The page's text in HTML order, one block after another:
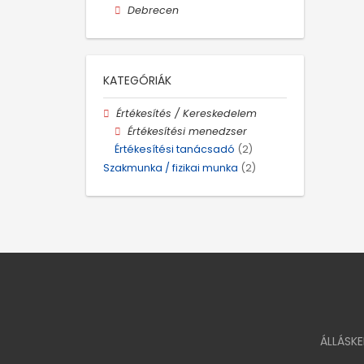
Debrecen
KATEGÓRIÁK
Értékesítés / Kereskedelem
Értékesítési menedzser
Értékesítési tanácsadó (2)
Szakmunka / fizikai munka (2)